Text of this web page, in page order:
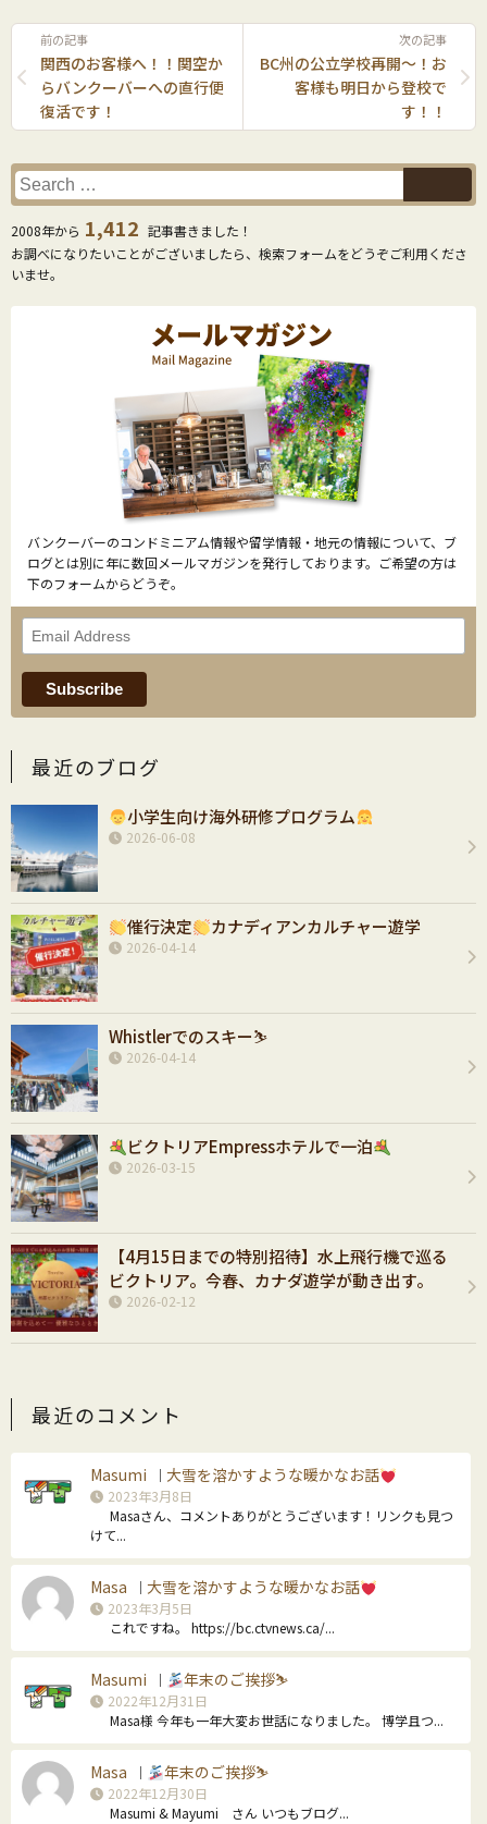
前の記事
関西のお客様へ！！関空か
らバンクーバーへの直行便
復活です！
次の記事
BC州の公立学校再開〜！お
客様も明日から登校で
す！！
2008年から 1,412 記事書きました！
お調べになりたいことがございましたら、検索フォームをどうぞご利用くださ
いませ。
バンクーバーのコンドミニアム情報や留学情報・地元の情報について、ブ
ログとは別に年に数回メールマガジンを発行しております。ご希望の方は
下のフォームからどうぞ。
最近のブログ
小学生向け海外研修プログラム
2026-06-08
催行決定 カナディアンカルチャー遊学
2026-04-14
Whistlerでのスキー⛷️
2026-04-14
ビクトリアEmpressホテルで一泊
2026-03-15
【4月15日までの特別招待】水上飛行機で巡る
ビクトリア。今春、カナダ遊学が動き出す。
2026-02-12
最近のコメント
Masumi ｜ 大雪を溶かすような暖かなお話
2023年3月8日
Masaさん、コメントありがとうございます！リンクも見つ
けて...
Masa ｜ 大雪を溶かすような暖かなお話
2023年3月5日
これですね。 https://bc.ctvnews.ca/...
Masumi ｜ 年末のご挨拶⛷
2022年12月31日
Masa様 今年も一年大変お世話になりました。 博学且つ...
Masa ｜ 年末のご挨拶⛷
2022年12月30日
Masumi & Mayumi さん いつもブログ...